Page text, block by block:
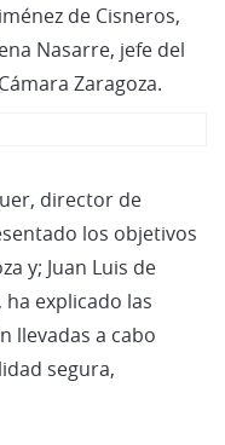
de Cisneros,
Nasarre, jefe del
Zaragoza.
director de
los objetivos
y; Juan Luis de
explicado las
llevadas a cabo
segura,